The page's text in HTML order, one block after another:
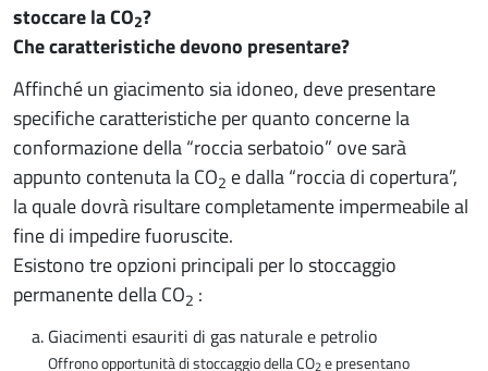
stoccare la CO2?
Che caratteristiche devono presentare?
Affinché un giacimento sia idoneo, deve presentare
specifiche caratteristiche per quanto concerne la
conformazione della “roccia serbatoio” ove sarà
appunto contenuta la CO2 e dalla “roccia di copertura”,
la quale dovrà risultare completamente impermeabile al
fine di impedire fuoruscite.
Esistono tre opzioni principali per lo stoccaggio
permanente della CO2 :
Giacimenti esauriti di gas naturale e petrolio
Offrono opportunità di stoccaggio della CO2e presentano